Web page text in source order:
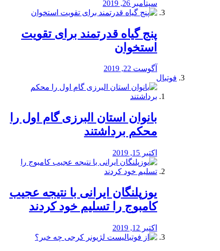
سپتامبر 26, 2019
پنج گیاه قدرتمند برای تقویت
استخوان
آگوست 22, 2019
فوتبال
بانوان استان البرزی گام اول را
محكم برداشتند
اکتبر 15, 2019
یوزپلنگان ایرانی با نتیجه عجیب
کامبوج را تسلیم خود کردند
اکتبر 12, 2019